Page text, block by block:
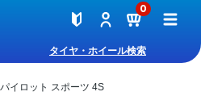
0
タイヤ・ホイール検索
イロット スポーツ 4S